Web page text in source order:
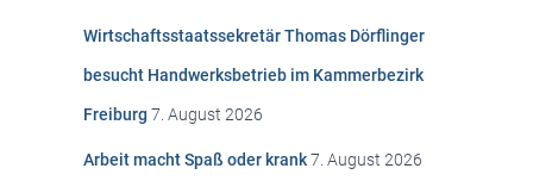
Wirtschaftsstaatssekretär Thomas Dörflinger
besucht Handwerksbetrieb im Kammerbezirk
Freiburg 7. August 2026
Arbeit macht Spaß oder krank7. August 2026